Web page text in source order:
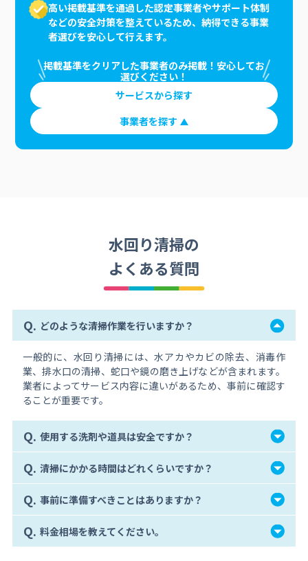
高い掲載基準を通過した認定事業者やサポート体制
などの安全対策を整えているため、納得できる事業
者選びを安心して行えます。
掲載基準をクリアした事業者のみ掲載！安心してお
選びください！
サービスから探す
事業者を探す
水回り清掃の
よくある質問
Q. どのような清掃作業を行いますか？
一般的に、水回り清掃には、水アカやカビの除去、消毒作
業、排水口の清掃、蛇口や鏡の磨き上げなどが含まれます。
業者によってサービス内容に違いがあるため、事前に確認す
ることが重要です。
Q. 使用する洗剤や道具は安全ですか？
Q. 清掃にかかる時間はどれくらいですか？
Q. 事前に準備すべきことはありますか？
Q. 料金相場を教えてください。